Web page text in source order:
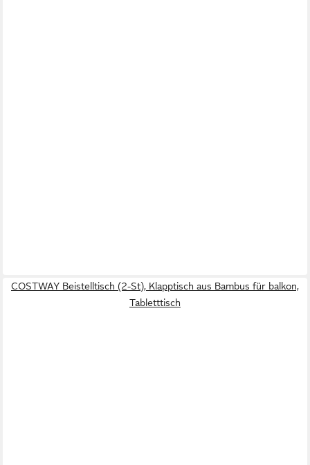
COSTWAY Beistelltisch (2-St), Klapptisch aus Bambus für balkon,
Tabletttisch